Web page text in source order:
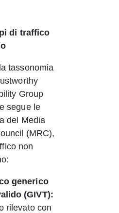
di traffico
tassonomia
Group
segue le
del Media
(MRC),
non
generico
(GIVT):
rilevato con